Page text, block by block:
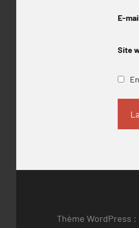
E-
Site
Thème WordPress